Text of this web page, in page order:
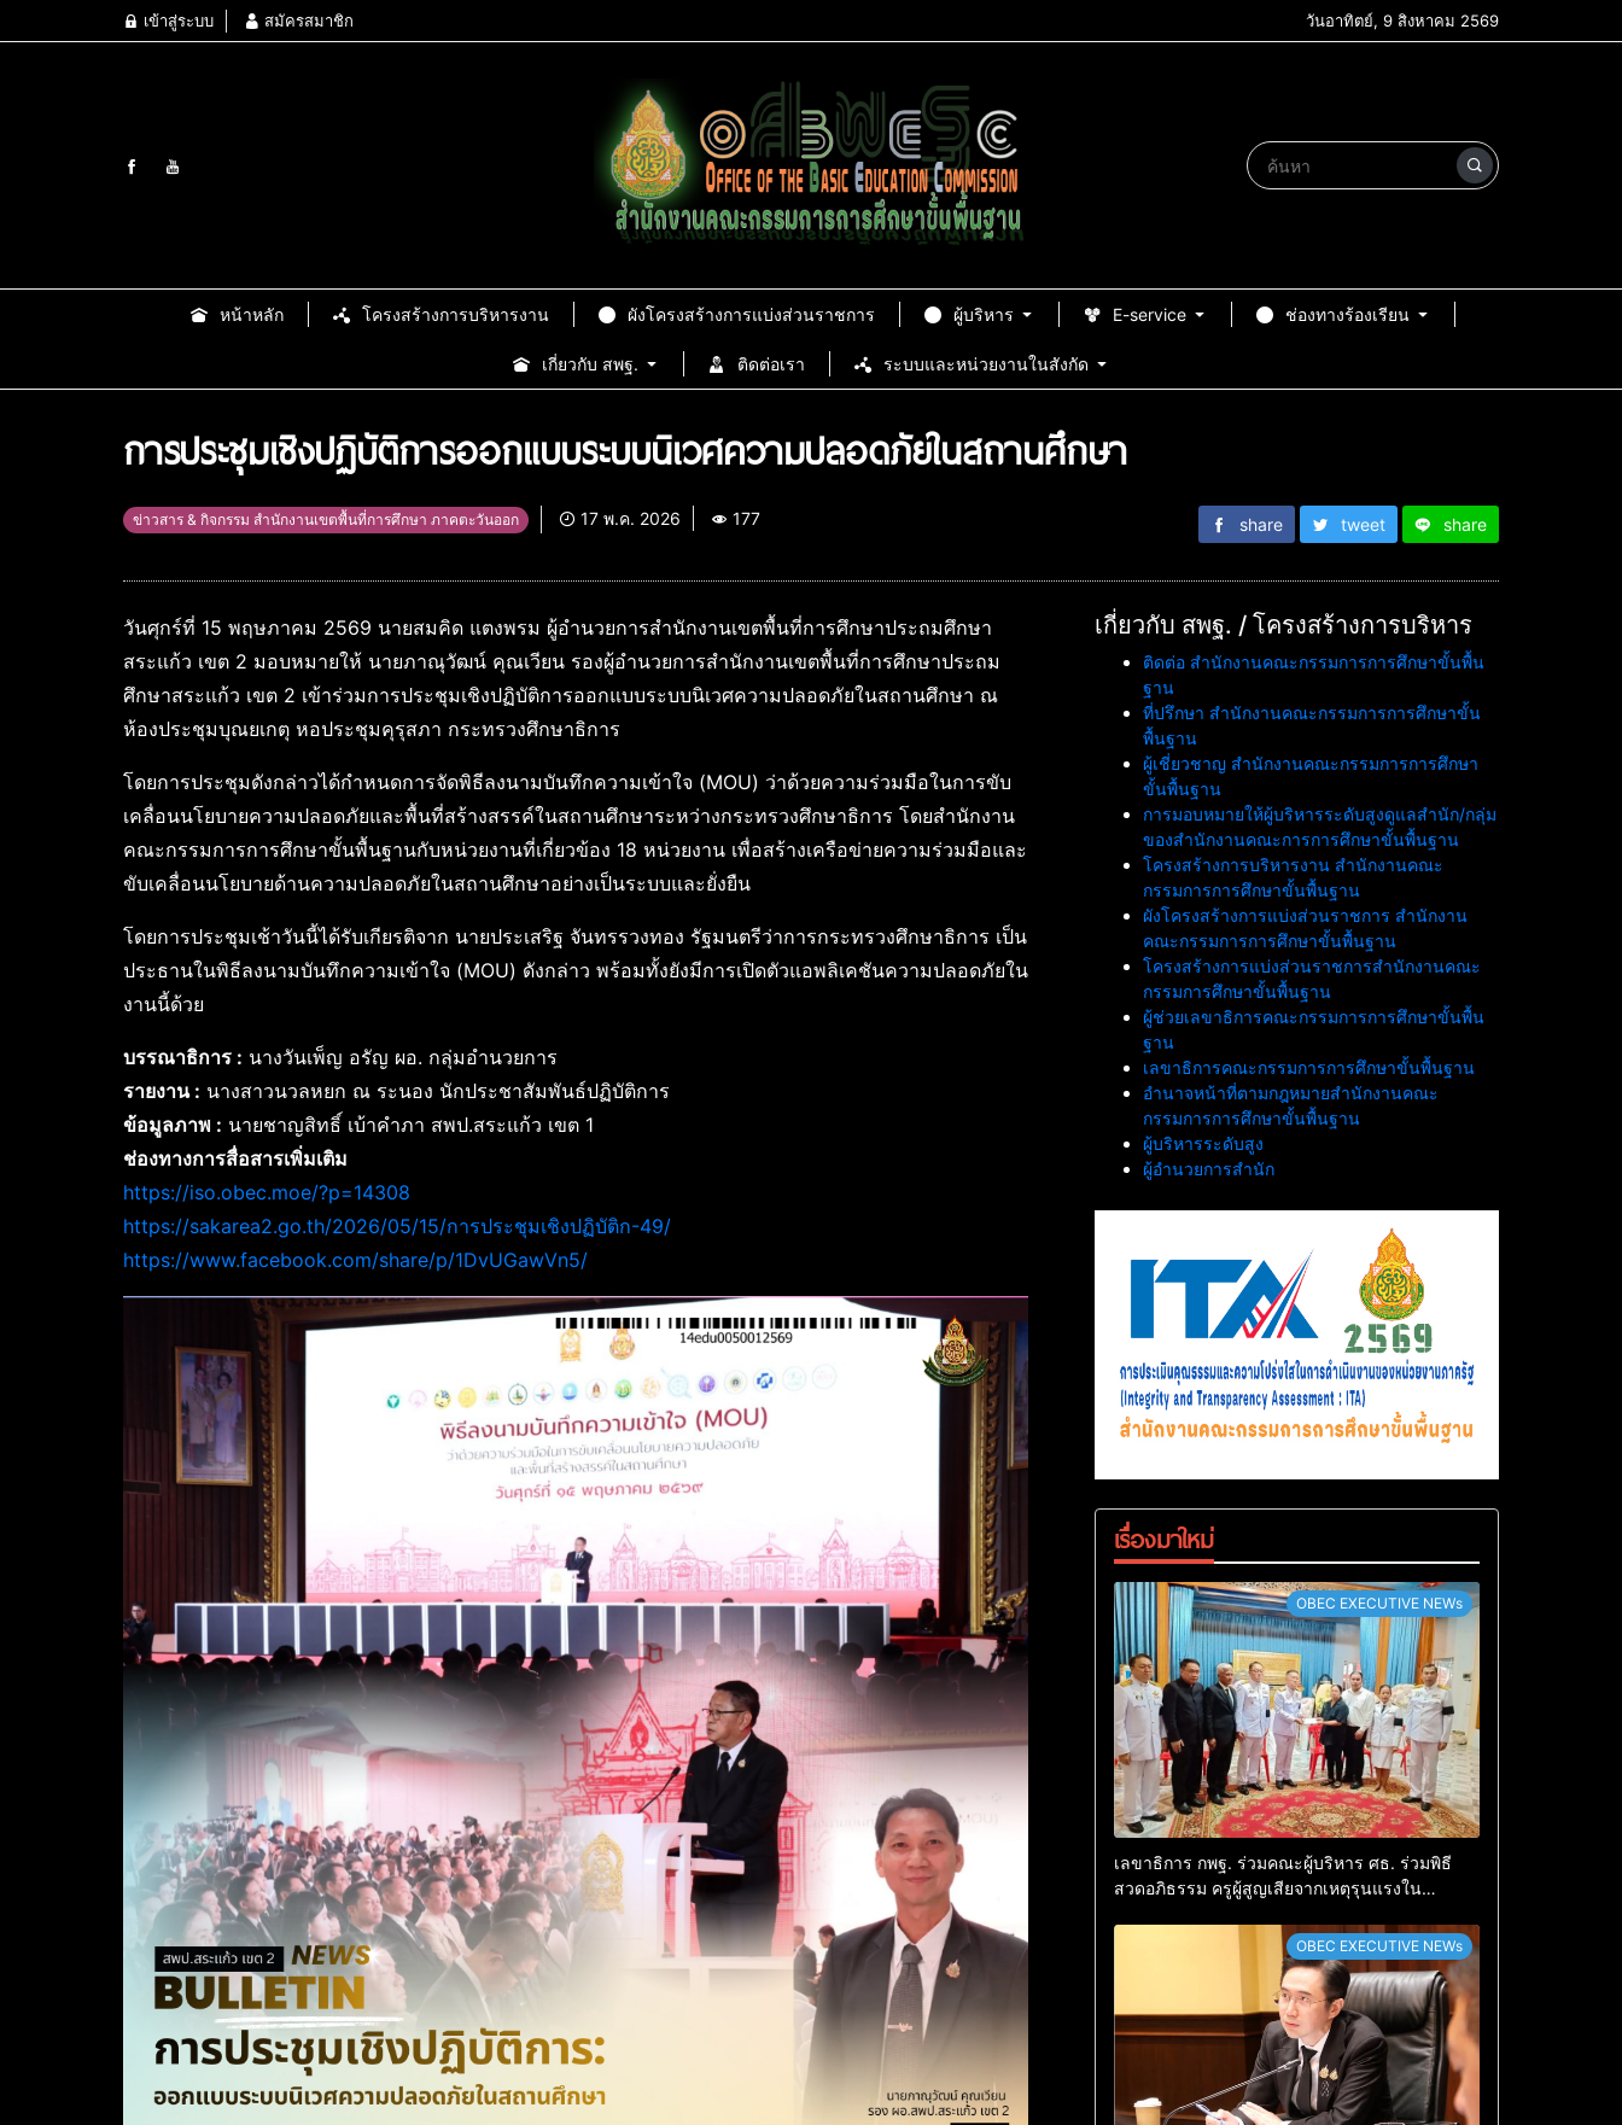
เข้าสู่ระบบ สมัครสมาชิก วันอาทิตย์, 9 สิงหาคม 2569
หน้าหลัก โครงสร้างการบริหารงาน ผังโครงสร้างการแบ่งส่วนราชการ ผู้บริหาร E-service ช่องทางร้องเรียน
เกี่ยวกับ สพฐ. ติดต่อเรา ระบบและหน่วยงานในสังกัด
การประชุมเชิงปฏิบัติการออกแบบระบบนิเวศความปลอดภัยในสถานศึกษา
ข่าวสาร & กิจกรรม สำนักงานเขตพื้นที่การศึกษา ภาคตะวันออก 17 พ.ค. 2026 177 share tweet share
วันศุกร์ที่ 15 พฤษภาคม 2569 นายสมคิด แตงพรม ผู้อำนวยการสำนักงานเขตพื้นที่การศึกษาประถมศึกษา
สระแก้ว เขต 2 มอบหมายให้ นายภาณุวัฒน์ คุณเวียน รองผู้อำนวยการสำนักงานเขตพื้นที่การศึกษาประถม
ศึกษาสระแก้ว เขต 2 เข้าร่วมการประชุมเชิงปฏิบัติการออกแบบระบบนิเวศความปลอดภัยในสถานศึกษา ณ
ห้องประชุมบุณยเกตุ หอประชุมคุรุสภา กระทรวงศึกษาธิการ
โดยการประชุมดังกล่าวได้กำหนดการจัดพิธีลงนามบันทึกความเข้าใจ (MOU) ว่าด้วยความร่วมมือในการขับ
เคลื่อนนโยบายความปลอดภัยและพื้นที่สร้างสรรค์ในสถานศึกษาระหว่างกระทรวงศึกษาธิการ โดยสำนักงาน
คณะกรรมการการศึกษาขั้นพื้นฐานกับหน่วยงานที่เกี่ยวข้อง 18 หน่วยงาน เพื่อสร้างเครือข่ายความร่วมมือและ
ขับเคลื่อนนโยบายด้านความปลอดภัยในสถานศึกษาอย่างเป็นระบบและยั่งยืน
โดยการประชุมเช้าวันนี้ได้รับเกียรติจาก นายประเสริฐ จันทรรวงทอง รัฐมนตรีว่าการกระทรวงศึกษาธิการ เป็น
ประธานในพิธีลงนามบันทึกความเข้าใจ (MOU) ดังกล่าว พร้อมทั้งยังมีการเปิดตัวแอพลิเคชันความปลอดภัยใน
งานนี้ด้วย
บรรณาธิการ : นางวันเพ็ญ อรัญ ผอ. กลุ่มอำนวยการ
รายงาน : นางสาวนวลหยก ณ ระนอง นักประชาสัมพันธ์ปฏิบัติการ
ข้อมูลภาพ : นายชาญสิทธิ์ เบ้าคำภา สพป.สระแก้ว เขต 1
ช่องทางการสื่อสารเพิ่มเติม
https://iso.obec.moe/?p=14308
https://sakarea2.go.th/2026/05/15/การประชุมเชิงปฏิบัติก-49/
https://www.facebook.com/share/p/1DvUGawVn5/
เกี่ยวกับ สพฐ. / โครงสร้างการบริหาร
ติดต่อ สำนักงานคณะกรรมการการศึกษาขั้นพื้น
ฐาน
ที่ปรึกษา สำนักงานคณะกรรมการการศึกษาขั้น
พื้นฐาน
ผู้เชี่ยวชาญ สำนักงานคณะกรรมการการศึกษา
ขั้นพื้นฐาน
การมอบหมายให้ผู้บริหารระดับสูงดูแลสำนัก/กลุ่ม
ของสำนักงานคณะการการศึกษาขั้นพื้นฐาน
โครงสร้างการบริหารงาน สำนักงานคณะ
กรรมการการศึกษาขั้นพื้นฐาน
ผังโครงสร้างการแบ่งส่วนราชการ สำนักงาน
คณะกรรมการการศึกษาขั้นพื้นฐาน
โครงสร้างการแบ่งส่วนราชการสำนักงานคณะ
กรรมการศึกษาขั้นพื้นฐาน
ผู้ช่วยเลขาธิการคณะกรรมการการศึกษาขั้นพื้น
ฐาน
เลขาธิการคณะกรรมการการศึกษาขั้นพื้นฐาน
อำนาจหน้าที่ตามกฎหมายสำนักงานคณะ
กรรมการการศึกษาขั้นพื้นฐาน
ผู้บริหารระดับสูง
ผู้อำนวยการสำนัก
เรื่องมาใหม่
OBEC EXECUTIVE NEWs
เลขาธิการ กพฐ. ร่วมคณะผู้บริหาร ศธ. ร่วมพิธี
สวดอภิธรรม ครูผู้สูญเสียจากเหตุรุนแรงใน
OBEC EXECUTIVE NEWs